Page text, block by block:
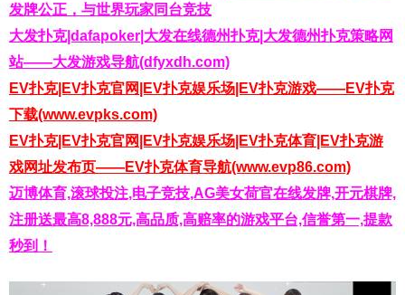
发牌公正，与世界玩家同台竞技
大发扑克|dafapoker|大发在线德州扑克|大发德州扑克策略网
站——大发游戏导航(dfyxdh.com)
EV扑克|EV扑克官网|EV扑克娱乐场|EV扑克游戏——EV扑克
下载(www.evpks.com)
EV扑克|EV扑克官网|EV扑克娱乐场|EV扑克体育|EV扑克游
戏网址发布页——EV扑克体育导航(www.evp86.com)
迈博体育,滚球投注,电子竞技,AG美女荷官在线发牌,开元棋牌,
注册送最高8,888元,高品质,高赔率的游戏平台,信誉第一,提款
秒到！